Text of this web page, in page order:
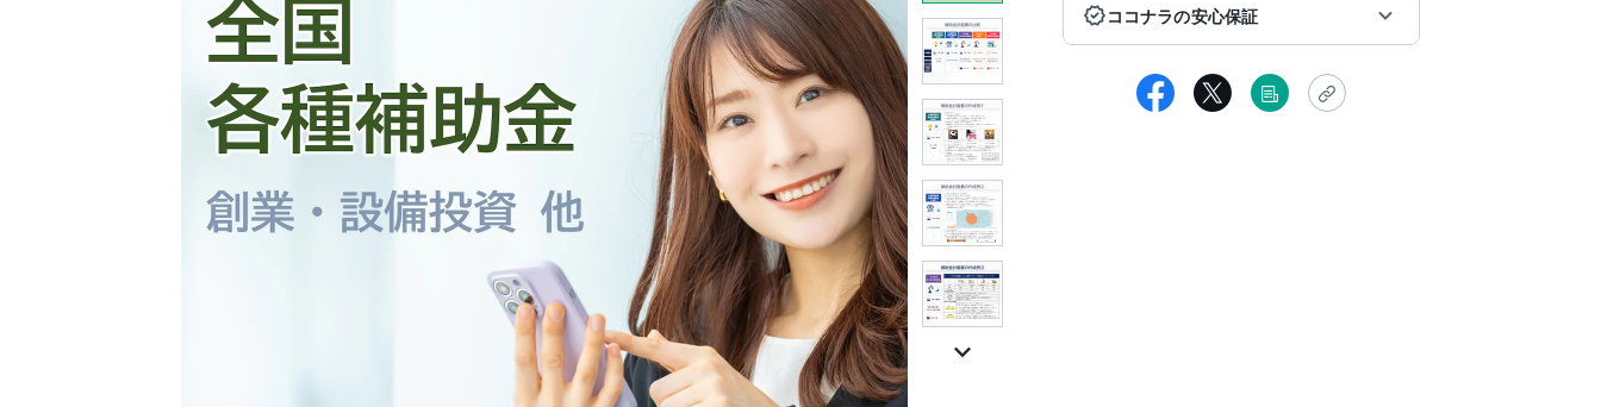
ココナラの安心保証